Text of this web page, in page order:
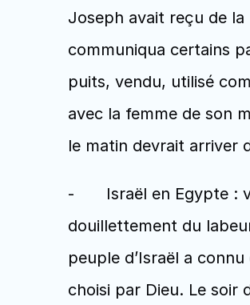
Joseph avait reçu de
communiqua certains
puits, vendu, utilisé
avec la femme de son
le matin devrait arriver
-	Israël en Egypte : voilà un peuple qui connut une nuit très longue dans une Egypte qui vivait allègrement,
douillettement du
peuple d’Israël a
choisi par Dieu. Le soir